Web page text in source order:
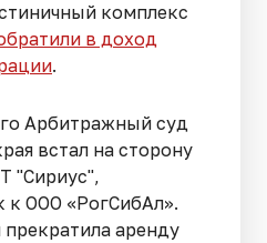
комплекс
в доход
.
Арбитражный суд
встал на сторону
"Сириус",
к ООО «РогСибАл».
аренду